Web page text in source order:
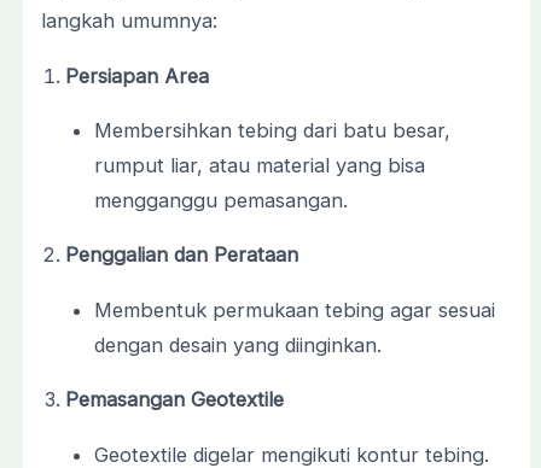
langkah umumnya:
Persiapan Area
Membersihkan tebing dari batu besar,
rumput liar, atau material yang bisa
mengganggu pemasangan.
Penggalian dan Perataan
Membentuk permukaan tebing agar sesuai
dengan desain yang diinginkan.
Pemasangan Geotextile
Geotextile digelar mengikuti kontur tebing.